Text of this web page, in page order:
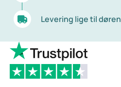
Levering lige til døren